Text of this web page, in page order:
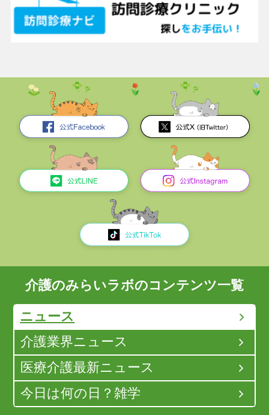
介護のみらいラボのコンテンツ一覧
ニュース
介護業界ニュース
医療介護最新ニュース
今日は何の日？雑学